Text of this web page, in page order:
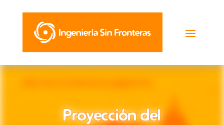
Proyección del
Proyección del